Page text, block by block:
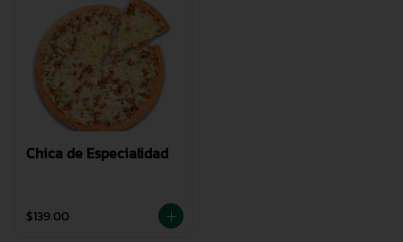
Chica de Especialidad
$139.00